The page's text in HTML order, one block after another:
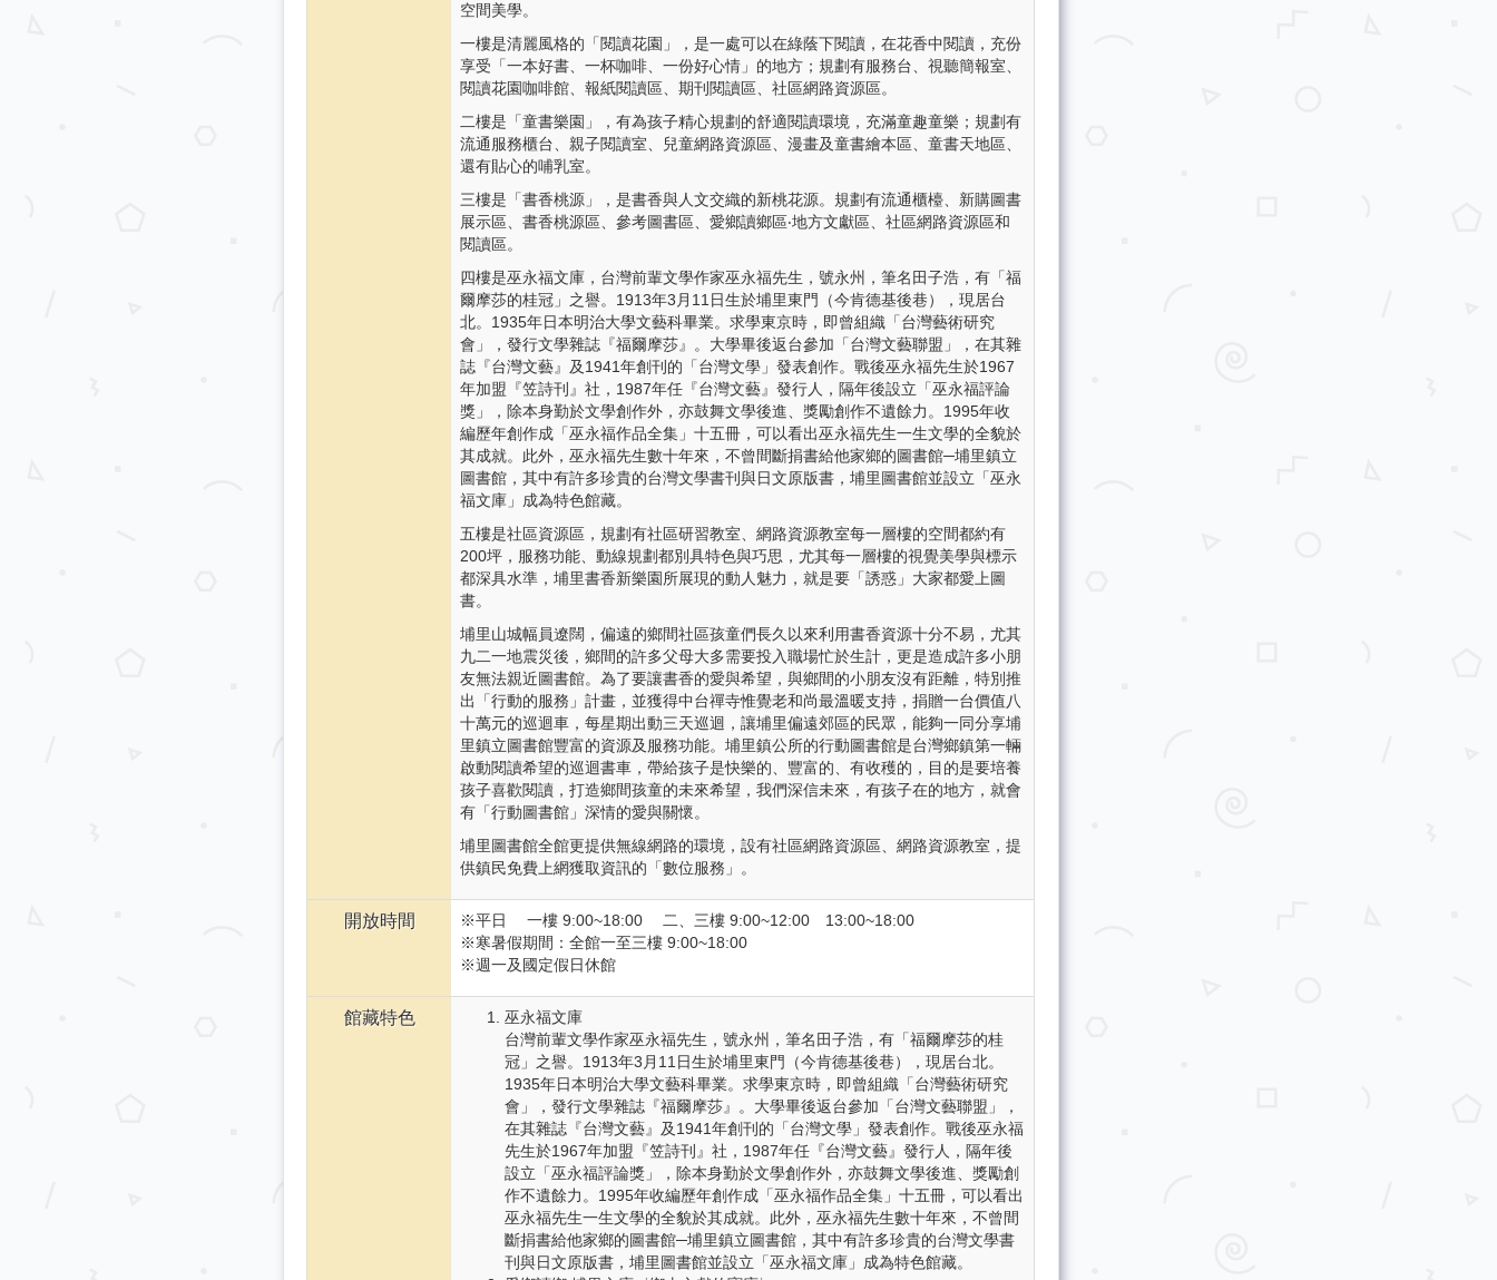
空間美學。
一樓是清麗風格的「閱讀花園」，是一處可以在綠蔭下閱讀，在花香中閱讀，充份
享受「一本好書、一杯咖啡、一份好心情」的地方；規劃有服務台、視聽簡報室、
閱讀花園咖啡館、報紙閱讀區、期刊閱讀區、社區網路資源區。
二樓是「童書樂園」，有為孩子精心規劃的舒適閱讀環境，充滿童趣童樂；規劃有
流通服務櫃台、親子閱讀室、兒童網路資源區、漫畫及童書繪本區、童書天地區、
還有貼心的哺乳室。
三樓是「書香桃源」，是書香與人文交織的新桃花源。規劃有流通櫃檯、新購圖書
展示區、書香桃源區、參考圖書區、愛鄉讀鄉區‧地方文獻區、社區網路資源區和
閱讀區。
四樓是巫永福文庫，台灣前輩文學作家巫永福先生，號永州，筆名田子浩，有「福
爾摩莎的桂冠」之譽。1913年3月11日生於埔里東門（今肯德基後巷），現居台
北。1935年日本明治大學文藝科畢業。求學東京時，即曾組織「台灣藝術研究
會」，發行文學雜誌『福爾摩莎』。大學畢後返台參加「台灣文藝聯盟」，在其雜
誌『台灣文藝』及1941年創刊的「台灣文學」發表創作。戰後巫永福先生於1967
年加盟『笠詩刊』社，1987年任『台灣文藝』發行人，隔年後設立「巫永福評論
獎」，除本身勤於文學創作外，亦鼓舞文學後進、獎勵創作不遺餘力。1995年收
編歷年創作成「巫永福作品全集」十五冊，可以看出巫永福先生一生文學的全貌於
其成就。此外，巫永福先生數十年來，不曾間斷捐書給他家鄉的圖書館─埔里鎮立
圖書館，其中有許多珍貴的台灣文學書刊與日文原版書，埔里圖書館並設立「巫永
福文庫」成為特色館藏。
五樓是社區資源區，規劃有社區研習教室、網路資源教室每一層樓的空間都約有
200坪，服務功能、動線規劃都別具特色與巧思，尤其每一層樓的視覺美學與標示
都深具水準，埔里書香新樂園所展現的動人魅力，就是要「誘惑」大家都愛上圖
書。
埔里山城幅員遼闊，偏遠的鄉間社區孩童們長久以來利用書香資源十分不易，尤其
九二一地震災後，鄉間的許多父母大多需要投入職場忙於生計，更是造成許多小朋
友無法親近圖書館。為了要讓書香的愛與希望，與鄉間的小朋友沒有距離，特別推
出「行動的服務」計畫，並獲得中台禪寺惟覺老和尚最溫暖支持，捐贈一台價值八
十萬元的巡迴車，每星期出動三天巡迴，讓埔里偏遠郊區的民眾，能夠一同分享埔
里鎮立圖書館豐富的資源及服務功能。埔里鎮公所的行動圖書館是台灣鄉鎮第一輛
啟動閱讀希望的巡迴書車，帶給孩子是快樂的、豐富的、有收穫的，目的是要培養
孩子喜歡閱讀，打造鄉間孩童的未來希望，我們深信未來，有孩子在的地方，就會
有「行動圖書館」深情的愛與關懷。
埔里圖書館全館更提供無線網路的環境，設有社區網路資源區、網路資源教室，提
供鎮民免費上網獲取資訊的「數位服務」。
開放時間
※平日 一樓 9:00~18:00 二、三樓 9:00~12:00 13:00~18:00
※寒暑假期間：全館一至三樓 9:00~18:00
※週一及國定假日休館
館藏特色
巫永福文庫
台灣前輩文學作家巫永福先生，號永州，筆名田子浩，有「福爾摩莎的桂
冠」之譽。1913年3月11日生於埔里東門（今肯德基後巷），現居台北。
1935年日本明治大學文藝科畢業。求學東京時，即曾組織「台灣藝術研究
會」，發行文學雜誌『福爾摩莎』。大學畢後返台參加「台灣文藝聯盟」，
在其雜誌『台灣文藝』及1941年創刊的「台灣文學」發表創作。戰後巫永福
先生於1967年加盟『笠詩刊』社，1987年任『台灣文藝』發行人，隔年後
設立「巫永福評論獎」，除本身勤於文學創作外，亦鼓舞文學後進、獎勵創
作不遺餘力。1995年收編歷年創作成「巫永福作品全集」十五冊，可以看出
巫永福先生一生文學的全貌於其成就。此外，巫永福先生數十年來，不曾間
斷捐書給他家鄉的圖書館─埔里鎮立圖書館，其中有許多珍貴的台灣文學書
刊與日文原版書，埔里圖書館並設立「巫永福文庫」成為特色館藏。